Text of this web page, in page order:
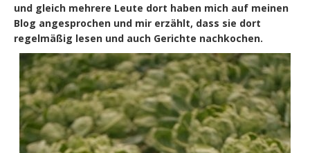
und gleich mehrere Leute dort haben mich auf meinen
Blog angesprochen und mir erzählt, dass sie dort
regelmäßig lesen und auch Gerichte nachkochen.